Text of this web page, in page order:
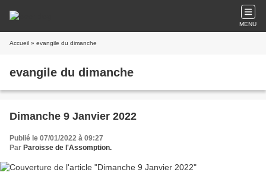
MENU
Accueil » evangile du dimanche
evangile du dimanche
Dimanche 9 Janvier 2022
Publié le 07/01/2022 à 09:27
Par Paroisse de l'Assomption.